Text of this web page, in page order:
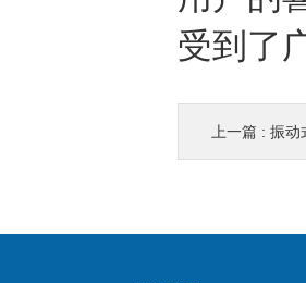
受到了
上一篇 : 振动